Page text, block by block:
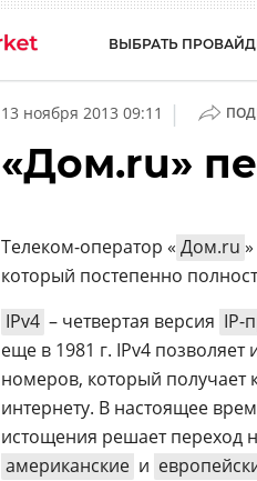
ВЫБРАТЬ
13 ноября 2013 09:11 |
«Дом.ru»
Телеком-оператор « Дом.ru
который постепенно
IPv4 – четвертая версия IP-
еще в 1981 г. IPv4
номеров, который получает
интернету. В настоящее
истощения решает переход
американские и